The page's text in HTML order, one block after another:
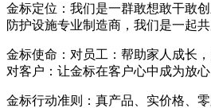
金标定位：我们是一群敢想敢干敢
防护设施专业制造商，我们是一起
金标使命：对员工：帮助家人成长
对客户：让金标在客户心中成为放
金标行动准则：真产品、实价格、零